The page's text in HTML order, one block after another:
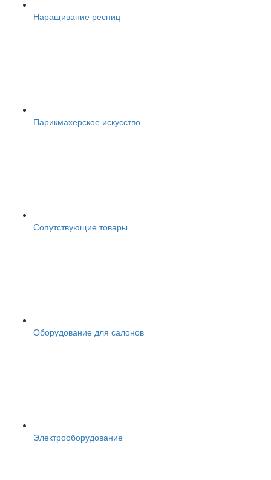
Наращивание ресниц
Парикмахерское искусство
Сопутствующие товары
Оборудование для салонов
Электрооборудование